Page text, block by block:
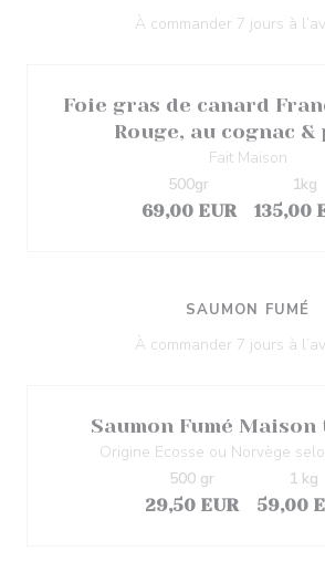
À commander 7 jours à
Foie gras de canard
Rouge, au cognac
Fait Maison
69,00 EUR
500gr
135,00
1kg
SAUMON FUMÉ
À commander 7 jours à
Saumon Fumé
Origine Ecosse ou Norvège
29,50 EUR
500 gr
59,00
1 kg